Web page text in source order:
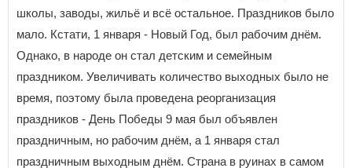
школы, заводы, жильё и всё остальное. Праздников было
мало. Кстати, 1 января - Новый Год, был рабочим днём.
Однако, в народе он стал детским и семейным
праздником. Увеличивать количество выходных было не
время, поэтому была проведена реорганизация
праздников - День Победы 9 мая был объявлен
праздничным, но рабочим днём, а 1 января стал
праздничным выходным днём. Страна в руинах в самом